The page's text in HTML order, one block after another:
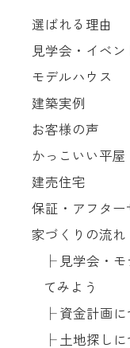
選ばれる理由
見学会・イベン
モデルハウス
建築実例
お客様の声
かっこいい平屋
建売住宅
保証・アフター
家づくりの流れ
見学会・
てみよう
資金計画に
土地探しに